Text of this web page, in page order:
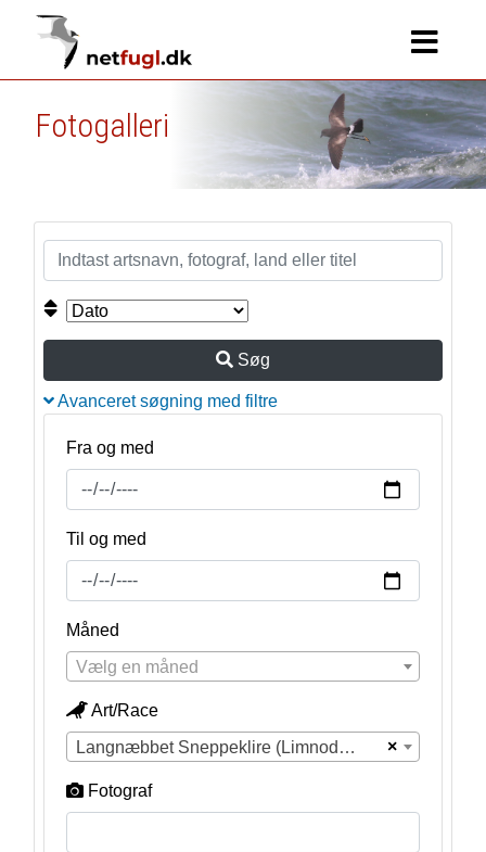
Fotogalleri
Søg
Avanceret søgning med filtre
Fra og med
Til og med
Måned
Vælg en måned
Art/Race
×
Langnæbbet Sneppeklire (Limnodromus scolopaceus)
Fotograf